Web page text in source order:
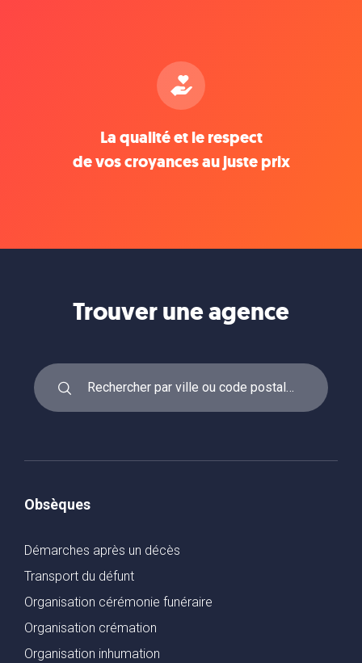
La qualité et le respect
de vos croyances au juste prix
Trouver une agence
Obsèques
Démarches après un décès
Transport du défunt
Organisation cérémonie funéraire
Organisation crémation
Organisation inhumation